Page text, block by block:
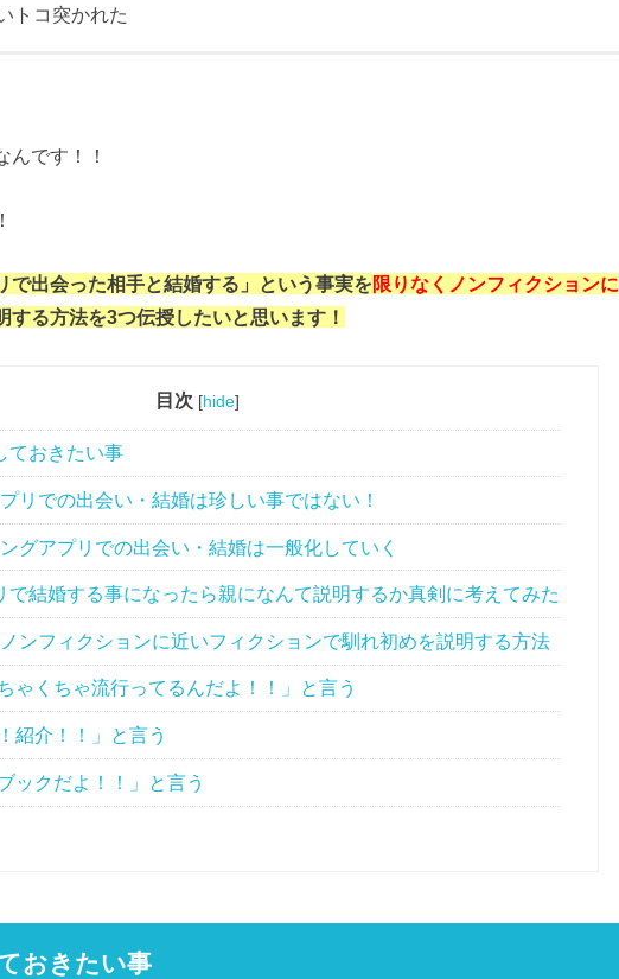
トコ突かれた
んです！！
で出会った相手と結婚する」という事実を限りなくノンフィクションに
する方法を3つ伝授したいと思います！
目次 [hide]
ておきたい事
リでの出会い・結婚は珍しい事ではない！
グアプリでの出会い・結婚は一般化していく
で結婚する事になったら親になんて説明するか真剣に考えてみた
ンフィクションに近いフィクションで馴れ初めを説明する方法
ゃくちゃ流行ってるんだよ！！」と言う
紹介！！」と言う
ックだよ！！」と言う
おきたい事